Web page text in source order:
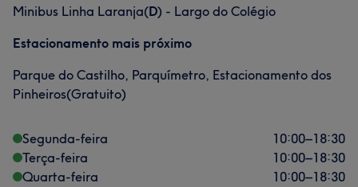
Minibus Linha Laranja(D) - Largo do Colégio
Estacionamento mais próximo
Parque do Castilho, Parquímetro, Estacionamento dos
Pinheiros(Gratuito)
Segunda-feira 10:00–18:30
Terça-feira
10:00–18:30
Quarta-feira
10:00–18:30